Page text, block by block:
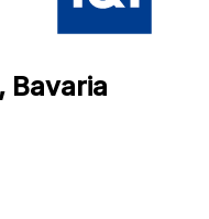
Bavaria